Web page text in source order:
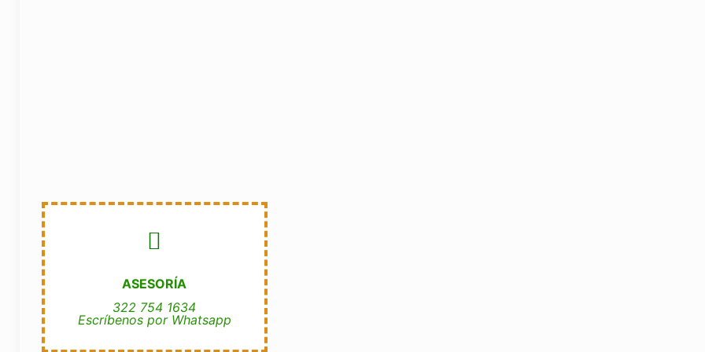
ASESORÍA
322 754 1634
Escríbenos por Whatsapp
RESOLVEMOS TUS DUDAS
PROGRAMA UNA VISITA